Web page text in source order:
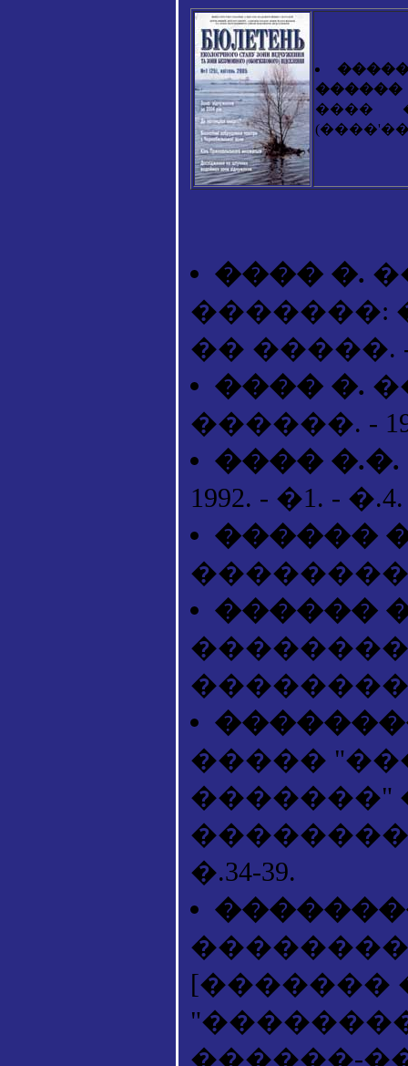
������
����
���� �.
�������:
�� �����. -
���� �.
������. -
���� �.�.
1992. - �1. - �.4.
������
������
�����
�������"
��������
�.34-39.
[�������
������-